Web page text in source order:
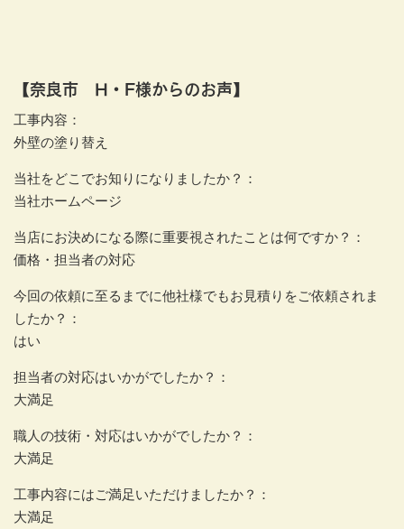
【奈良市 H・F様からのお声】
工事内容：
外壁の塗り替え
当社をどこでお知りになりましたか？：
当社ホームページ
当店にお決めになる際に重要視されたことは何ですか？：
価格・担当者の対応
今回の依頼に至るまでに他社様でもお見積りをご依頼されま
したか？：
はい
担当者の対応はいかがでしたか？：
大満足
職人の技術・対応はいかがでしたか？：
大満足
工事内容にはご満足いただけましたか？：
大満足